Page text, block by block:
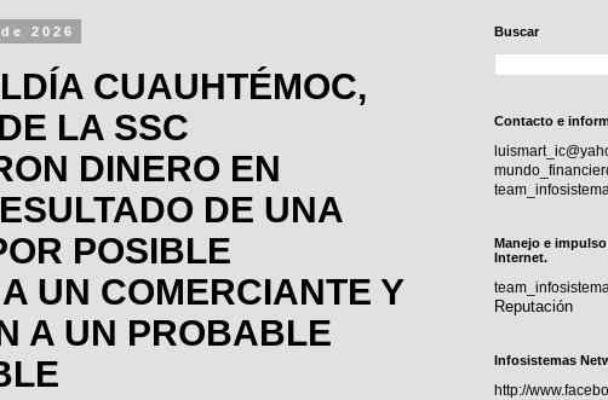
2026
CUAUHTÉMOC,
LA SSC
DINERO EN
DE UNA
POSIBLE
UN COMERCIANTE Y
A UN PROBABLE
Buscar
Contacto e
Manejo e
Internet.
Reputación
Infosistemas
http://